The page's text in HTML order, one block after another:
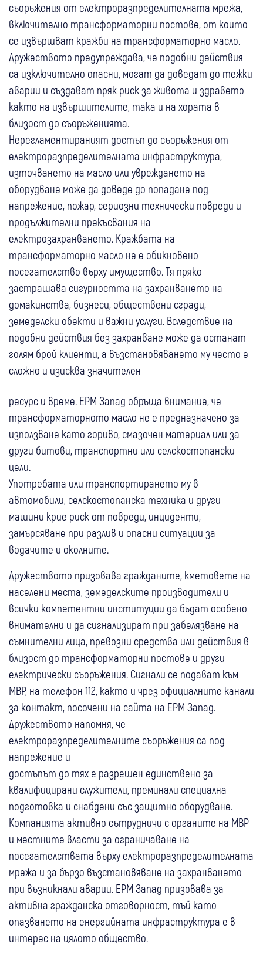
съоръжения от електроразпределителната мрежа,
включително трансформаторни постове, от които
се извършват кражби на трансформаторно масло.
Дружеството предупреждава, че подобни действия
са изключително опасни, могат да доведат до тежки
аварии и създават пряк риск за живота и здравето
както на извършителите, така и на хората в
близост до съоръженията.
Нерегламентираният достъп до съоръжения от
електроразпределителната инфраструктура,
източването на масло или увреждането на
оборудване може да доведе до попадане под
напрежение, пожар, сериозни технически повреди и
продължителни прекъсвания на
електрозахранването. Кражбата на
трансформаторно масло не е обикновено
посегателство върху имущество. Тя пряко
застрашава сигурността на захранването на
домакинства, бизнеси, обществени сгради,
земеделски обекти и важни услуги. Вследствие на
подобни действия без захранване може да останат
голям брой клиенти, а възстановяването му често е
сложно и изисква значителен
ресурс и време. ЕРМ Запад обръща внимание, че
трансформаторното масло не е предназначено за
използване като гориво, смазочен материал или за
други битови, транспортни или селскостопански
цели.
Употребата или транспортирането му в
автомобили, селскостопанска техника и други
машини крие риск от повреди, инциденти,
замърсяване при разлив и опасни ситуации за
водачите и околните.
Дружеството призовава гражданите, кметовете на
населени места, земеделските производители и
всички компетентни институции да бъдат особено
внимателни и да сигнализират при забелязване на
съмнителни лица, превозни средства или действия в
близост до трансформаторни постове и други
електрически съоръжения. Сигнали се подават към
МВР, на телефон 112, както и чрез официалните канали
за контакт, посочени на сайта на ЕРМ Запад.
Дружеството напомня, че
електроразпределителните съоръжения са под
напрежение и
достъпът до тях е разрешен единствено за
квалифицирани служители, преминали специална
подготовка и снабдени със защитно оборудване.
Компанията активно сътрудничи с органите на МВР
и местните власти за ограничаване на
посегателствата върху електроразпределителната
мрежа и за бързо възстановяване на захранването
при възникнали аварии. ЕРМ Запад призовава за
активна гражданска отговорност, тъй като
опазването на енергийната инфраструктура е в
интерес на цялото общество.